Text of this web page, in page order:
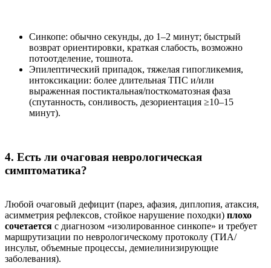
Синкопе: обычно секунды, до 1–2 минут; быстрый
возврат ориентировки, краткая слабость, возможно
потоотделение, тошнота.
Эпилептический припадок, тяжелая гипогликемия,
интоксикации: более длительная ТПС и/или
выраженная постиктальная/посткоматозная фаза
(спутанность, сонливость, дезориентация ≥10–15
минут).
4. Есть ли очаговая неврологическая
симптоматика?
Любой очаговый дефицит (парез, афазия, диплопия, атаксия,
асимметрия рефлексов, стойкое нарушение походки) плохо
сочетается с диагнозом «изолированное синкопе» и требует
маршрутизации по неврологическому протоколу (ТИА/
инсульт, объемные процессы, демиелинизирующие
заболевания).